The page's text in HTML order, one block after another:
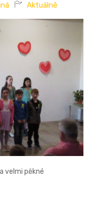
Aktuálně
velmi pěkné